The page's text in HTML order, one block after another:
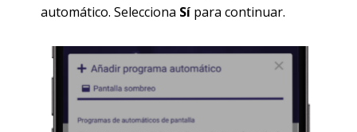
automático. Selecciona Sí para continuar.